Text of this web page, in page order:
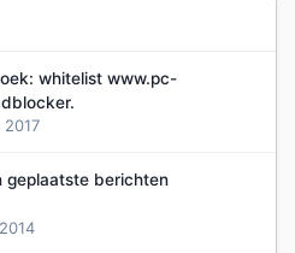
whitelist www.pc-
geplaatste berichten